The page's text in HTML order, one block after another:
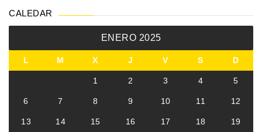
CALEDAR
ENERO 2025
L M X J V S D
1 2 3 4 5
6 7 8 9 10 11 12
13 14 15 16 17 18 19